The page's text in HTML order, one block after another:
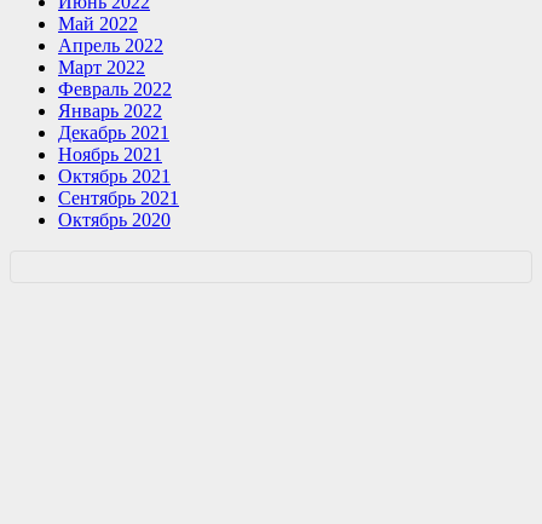
Май 2022
Апрель 2022
Март 2022
Февраль 2022
Январь 2022
Декабрь 2021
Ноябрь 2021
Октябрь 2021
Сентябрь 2021
Октябрь 2020